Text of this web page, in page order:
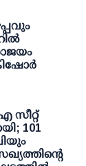
സീറ്റ്
101